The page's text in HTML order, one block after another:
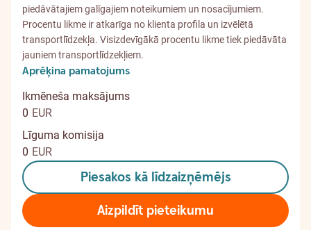
piedāvātajiem galīgajiem noteikumiem un nosacījumiem.
Procentu likme ir atkarīga no klienta profila un izvēlētā
transportlīdzekļa. Visizdevīgākā procentu likme tiek piedāvāta
jauniem transportlīdzekļiem.
Aprēķina pamatojums
Ikmēneša maksājums
0 EUR
Līguma komisija
0 EUR
Piesakos kā līdzaizņēmējs
Aizpildīt pieteikumu